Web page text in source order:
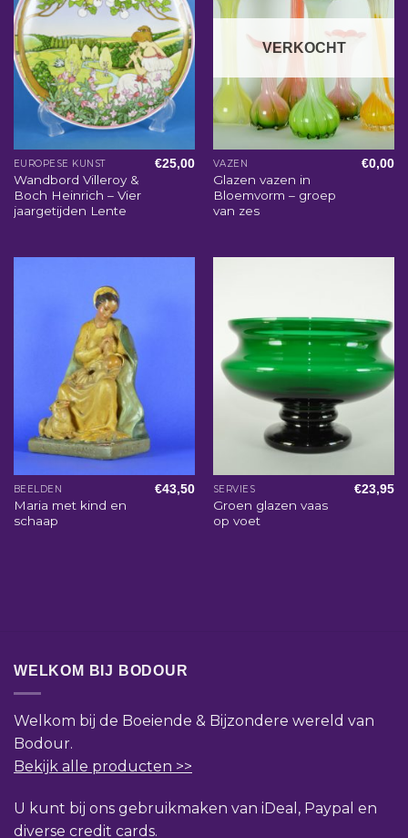
EUROPESE KUNST
Wandbord Villeroy &
Boch Heinrich – Vier
jaargetijden Lente
€25,00
VERKOCHT
VAZEN
Glazen vazen in
Bloemvorm – groep
van zes
€0,00
BEELDEN
Maria met kind en
schaap
€43,50 SERVIES
Groen glazen vaas
op voet
€23,95
WELKOM BIJ BODOUR
Welkom bij de Boeiende & Bijzondere wereld van
Bodour.
Bekijk alle producten >>
U kunt bij ons gebruikmaken van iDeal, Paypal en
diverse credit cards.